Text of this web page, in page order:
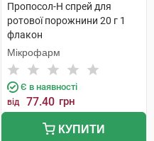
Пропосол-Н спрей для
ротової порожнини 20 г 1
флакон
Мікрофарм
Є в наявності
від 77.40 грн
КУПИТИ